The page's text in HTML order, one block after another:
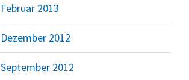
Februar 2013
Dezember 2012
September 2012